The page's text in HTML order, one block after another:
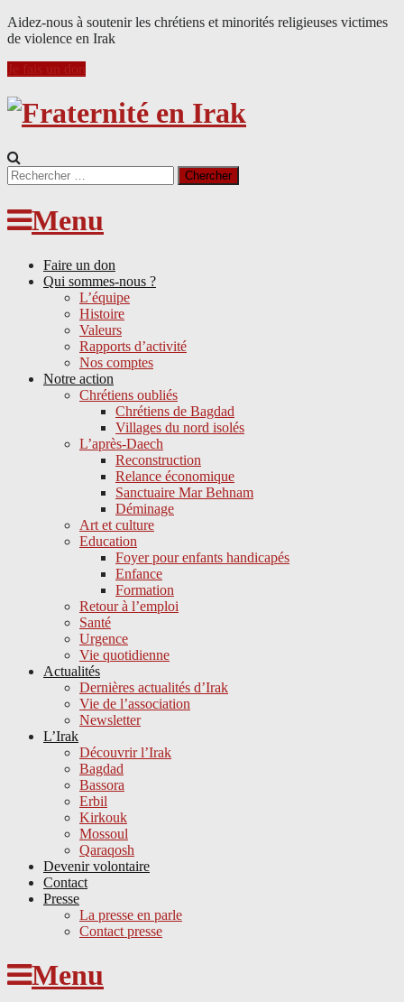
Aidez-nous à soutenir les chrétiens et minorités religieuses victimes
de violence en Irak
Je fais un don
Search
for:
Menu
Faire un don
Qui sommes-nous ?
L’équipe
Histoire
Valeurs
Rapports d’activité
Nos comptes
Notre action
Chrétiens oubliés
Chrétiens de Bagdad
Villages du nord isolés
L’après-Daech
Reconstruction
Relance économique
Sanctuaire Mar Behnam
Déminage
Art et culture
Education
Foyer pour enfants handicapés
Enfance
Formation
Retour à l’emploi
Santé
Urgence
Vie quotidienne
Actualités
Dernières actualités d’Irak
Vie de l’association
Newsletter
L’Irak
Découvrir l’Irak
Bagdad
Bassora
Erbil
Kirkouk
Mossoul
Qaraqosh
Devenir volontaire
Contact
Presse
La presse en parle
Contact presse
Skip
to
content
Menu